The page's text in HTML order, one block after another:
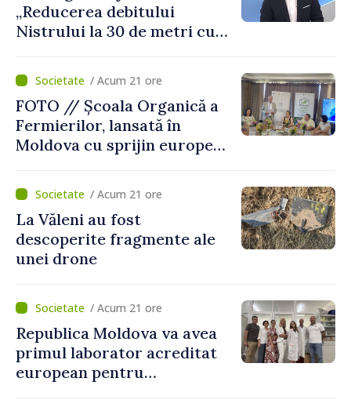
„Reducerea debitului
Nistrului la 30 de metri cubi
„catastrofă naturală”
/ Acum 21 ore
FOTO // Școala Organică a
Fermierilor, lansată în
Moldova cu sprijin european
agriculturii durabile
/ Acum 21 ore
La Văleni au fost
descoperite fragmente ale
unei drone
/ Acum 21 ore
Republica Moldova va avea
primul laborator acreditat
european pentru